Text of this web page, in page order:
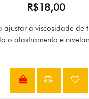
R$18,00
ajustar a viscosidade de
o alastramento e